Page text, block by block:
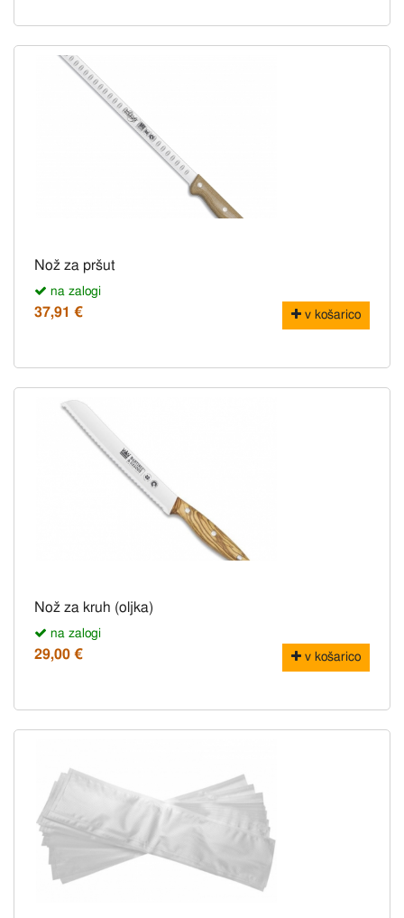
Nož za pršut
na zalogi
37,91 € v košarico
Nož za kruh (oljka)
na zalogi
29,00 € v košarico